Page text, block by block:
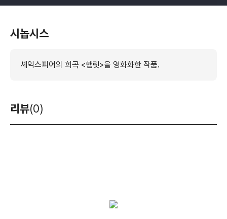
시놉시스
셰익스피어의 희곡 <햄릿>을 영화화한 작품.
리뷰(0)